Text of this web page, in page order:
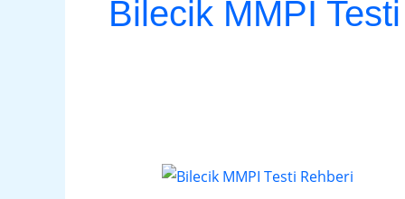
Bilecik MMPI Testi
Bilecik